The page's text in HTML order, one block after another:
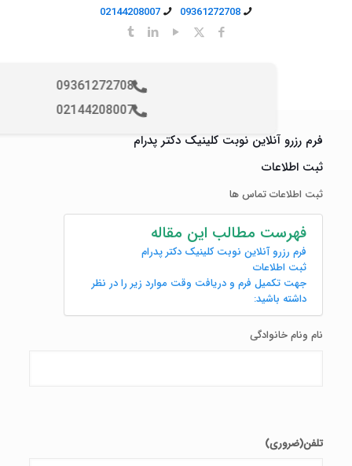
09361272708
02144208007
09361272708
02144208007
فرم رزرو آنلاین نوبت کلینیک دکتر پدرام
ثبت اطلاعات
ثبت اطلاعات تماس ها
فهرست مطالب این مقاله
فرم رزرو آنلاین نوبت کلینیک دکتر پدرام
ثبت اطلاعات
جهت تکمیل فرم و دریافت وقت موارد زیر را در نظر
داشته باشید:
نام ونام خانوادگی
تلفن(ضروری)